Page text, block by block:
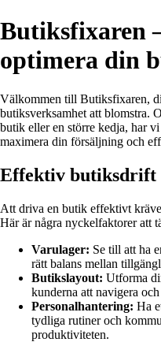
Butiksfixaren
optimera din
Välkommen till Butiksfixaren,
butiksverksamhet att blomstra.
butik eller en större kedja, har
maximera din försäljning och
Effektiv butiksdrift
Att driva en butik effektivt
Här är några nyckelfaktorer att
Varulager: Se till att ha
rätt balans mellan
Butikslayout: Utforma
kunderna att navigera
Personalhantering: Ha
tydliga rutiner och
produktiviteten.